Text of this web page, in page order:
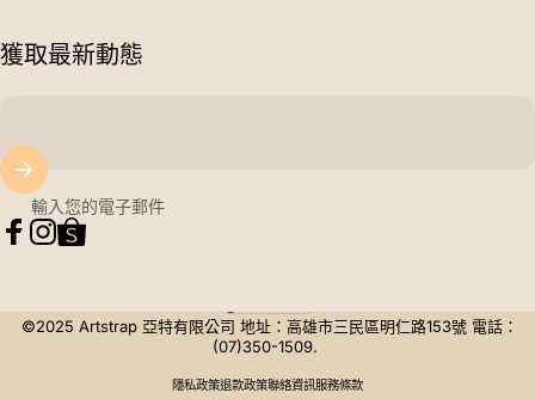
獲取最新動態
輸入您的電子郵件
©2025 Artstrap 亞特有限公司 地址：高雄市三民區明仁路153號 電話：
(07)350-1509.
隱私政策退款政策聯絡資訊服務條款
國家/地區